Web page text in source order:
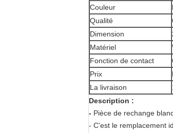
Couleur
Qualité
Dimension
Matériel
Fonction de contact
Prix
La livraison
Description :
- Pièce de rechange
- C'est le remplacement